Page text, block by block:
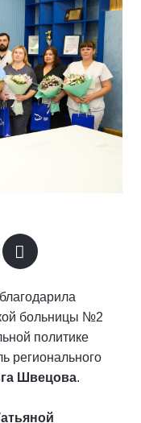
больницы №2
политике
регионального
Швецова.